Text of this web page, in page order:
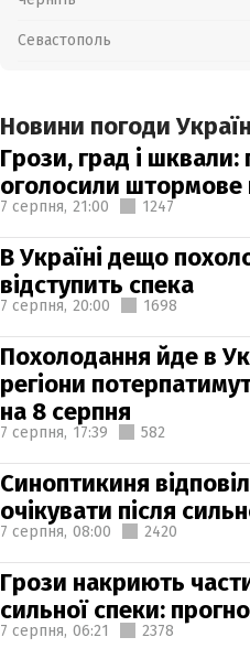
Севастополь
Новини погоди
Грози, град і шквали:
оголосили
7 серпня, 21:00 1247
В Україні дещо
відступить спека
7 серпня, 20:00 1698
Похолодання йде в
регіони
на 8 серпня
7 серпня, 17:39 582
Синоптикиня
очікувати після
7 серпня, 08:00 2420
Грози накриють
сильної спеки:
7 серпня, 06:21 2378